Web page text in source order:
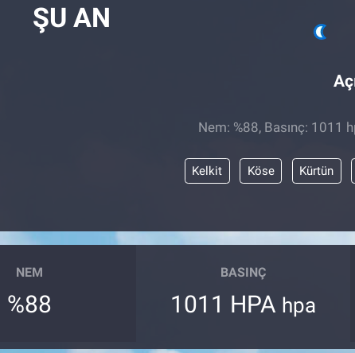
ŞU AN
Nem: %88, Basınç: 1011
Kelkit Köse Kürtün
NEM
%88
BASINÇ
1011 HPA hpa